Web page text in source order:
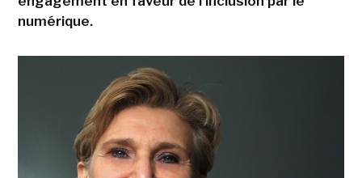
numérique.